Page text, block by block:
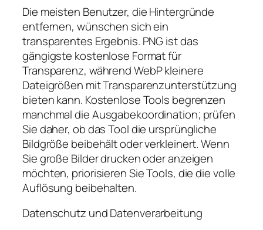
Die meisten Benutzer, die Hintergründe
entfernen, wünschen sich ein
transparentes Ergebnis. PNG ist das
gängigste kostenlose Format für
Transparenz, während WebP kleinere
Dateigrößen mit Transparenzunterstützung
bieten kann. Kostenlose Tools begrenzen
manchmal die Ausgabekoordination; prüfen
Sie daher, ob das Tool die ursprüngliche
Bildgröße beibehält oder verkleinert. Wenn
Sie große Bilder drucken oder anzeigen
möchten, priorisieren Sie Tools, die die volle
Auflösung beibehalten.
Datenschutz und Datenverarbeitung